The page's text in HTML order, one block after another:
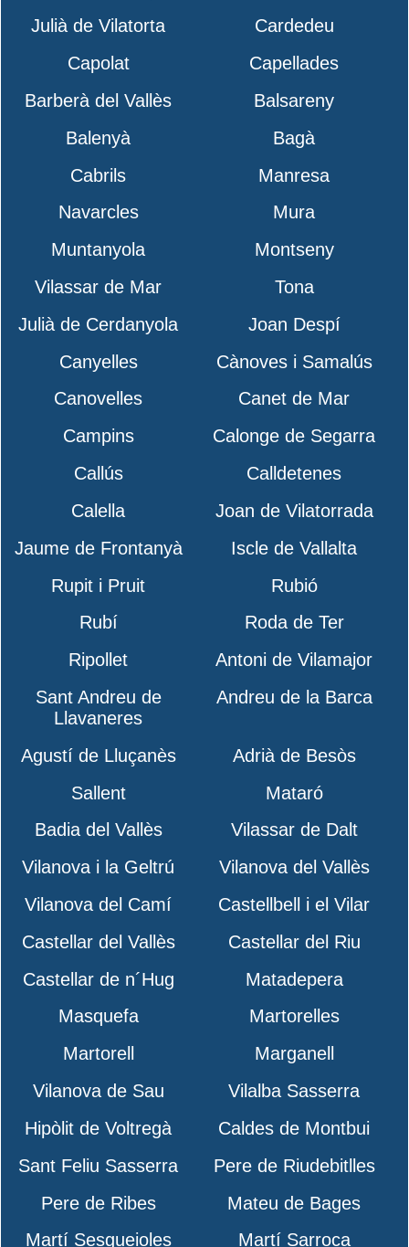
Julià de Vilatorta
Cardedeu
Capolat
Capellades
Barberà del Vallès
Balsareny
Balenyà
Bagà
Cabrils
Manresa
Navarcles
Mura
Muntanyola
Montseny
Vilassar de Mar
Tona
Julià de Cerdanyola
Joan Despí
Canyelles
Cànoves i Samalús
Canovelles
Canet de Mar
Campins
Calonge de Segarra
Callús
Calldetenes
Calella
Joan de Vilatorrada
Jaume de Frontanyà
Iscle de Vallalta
Rupit i Pruit
Rubió
Rubí
Roda de Ter
Ripollet
Antoni de Vilamajor
Sant Andreu de
Llavaneres
Andreu de la Barca
Agustí de Lluçanès
Adrià de Besòs
Sallent
Mataró
Badia del Vallès
Vilassar de Dalt
Vilanova i la Geltrú
Vilanova del Vallès
Vilanova del Camí
Castellbell i el Vilar
Castellar del Vallès
Castellar del Riu
Castellar de n´Hug
Matadepera
Masquefa
Martorelles
Martorell
Marganell
Vilanova de Sau
Vilalba Sasserra
Hipòlit de Voltregà
Caldes de Montbui
Sant Feliu Sasserra
Pere de Riudebitlles
Pere de Ribes
Mateu de Bages
Martí Sesgueioles
Martí Sarroca